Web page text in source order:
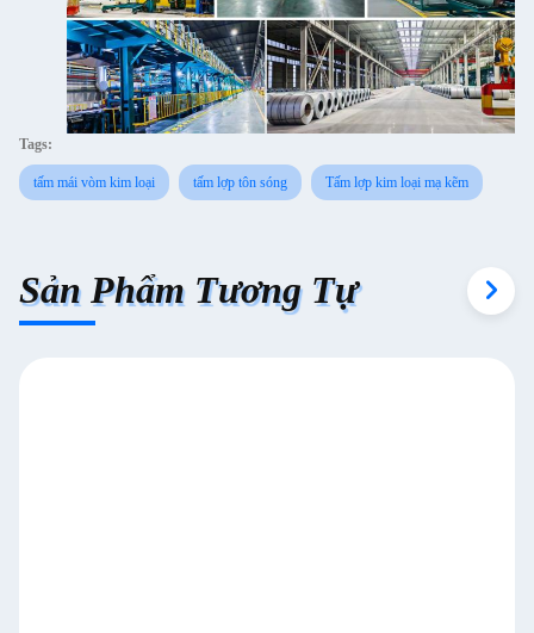
Tags:
tấm mái vòm kim loại tấm lợp tôn sóng Tấm lợp kim loại mạ kẽm
Sản Phẩm Tương Tự